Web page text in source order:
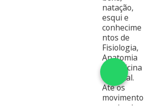
natação,
esqui e
conhecime
ntos de
Fisiologia,
Anatomia
e Medicina
Oriental.
Até os
movimento